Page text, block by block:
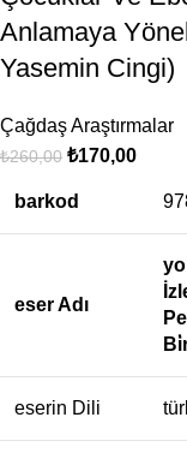
Anlamaya
Yasemin Cingi)
Çağdaş Araştırmalar
₺260,00 ₺170,00
barkod
eser Adı
eserin Dili